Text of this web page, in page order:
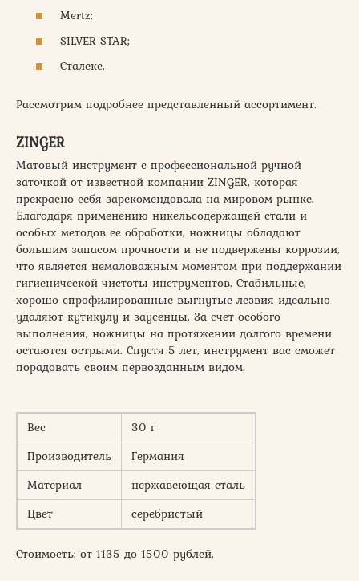
Mertz;
SILVER STAR;
Сталекс.
Рассмотрим подробнее представленный ассортимент.
ZINGER
Матовый инструмент с профессиональной ручной
заточкой от известной компании ZINGER, которая
прекрасно себя зарекомендовала на мировом рынке.
Благодаря применению никельсодержащей стали и
особых методов ее обработки, ножницы обладают
большим запасом прочности и не подвержены коррозии,
что является немаловажным моментом при поддержании
гигиенической чистоты инструментов. Стабильные,
хорошо спрофилированные выгнутые лезвия идеально
удаляют кутикулу и заусенцы. За счет особого
выполнения, ножницы на протяжении долгого времени
остаются острыми. Спустя 5 лет, инструмент вас сможет
порадовать своим первозданным видом.
Вес
30 г
Производитель
Германия
Материал
нержавеющая сталь
Цвет
серебристый
Стоимость: от 1135 до 1500 рублей.